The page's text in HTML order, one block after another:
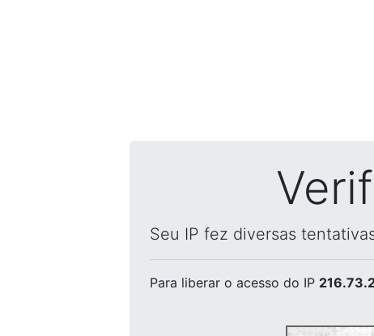
Seu IP fez diversas
Para liberar o acesso do IP